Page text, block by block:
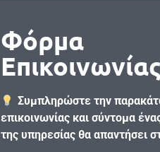
Φόρμα
Επικοινωνίας
Συμπληρώστε την
επικοινωνίας και σύντομα
της υπηρεσίας θα απαντήσει